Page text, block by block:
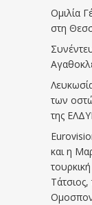
Ομιλία
στη
των
της
και η